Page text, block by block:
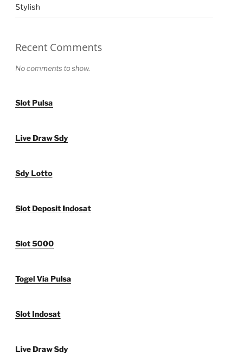
Stylish
Recent Comments
No comments to show.
Slot Pulsa
Live Draw Sdy
Sdy Lotto
Slot Deposit Indosat
Slot 5000
Togel Via Pulsa
Slot Indosat
Live Draw Sdy